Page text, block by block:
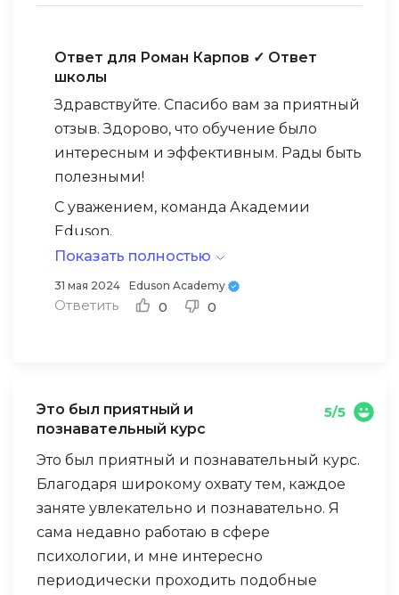
20 вечера. Когда занимаешься после
работы и появляется какой-то вопрос,
ответ можно получить только на
следующий день.
Ответ для Роман Карпов ✓ Ответ
школы
Здравствуйте. Спасибо вам за приятный
отзыв. Здорово, что обучение было
интересным и эффективным. Рады быть
полезными!
С уважением, команда Академии
Eduson.
Показать полностью
31 мая 2024 Eduson Academy
Ответить 0 0
Это был приятный и
познавательный курс
5/5
Это был приятный и познавательный курс.
Благодаря широкому охвату тем, каждое
заняте увлекательно и познавательно. Я
сама недавно работаю в сфере
психологии, и мне интересно
периодически проходить подобные